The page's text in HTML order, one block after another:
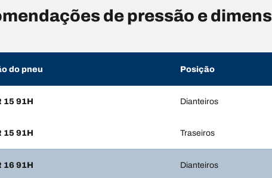
de pressão e
do pneu Posição
15 91H Dianteiros
15 91H Traseiros
16 91H Dianteiros